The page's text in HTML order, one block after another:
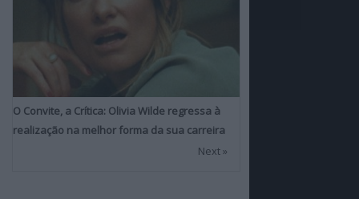
O Convite, a Crítica: Olivia Wilde regressa à
realização na melhor forma da sua carreira
Next »